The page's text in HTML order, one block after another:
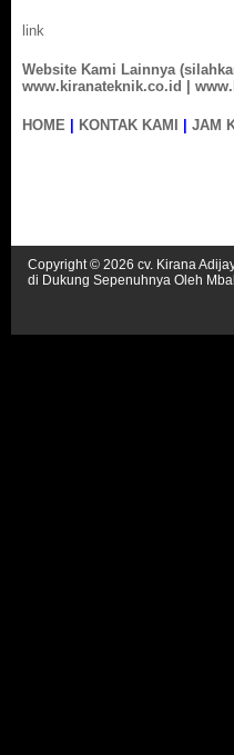
link
Website Kami Lainnya
www.kiranateknik.co.id
HOME KONTAK KAMI JAM
Copyright © 2026 cv. Kirana
di Dukung Sepenuhnya Oleh